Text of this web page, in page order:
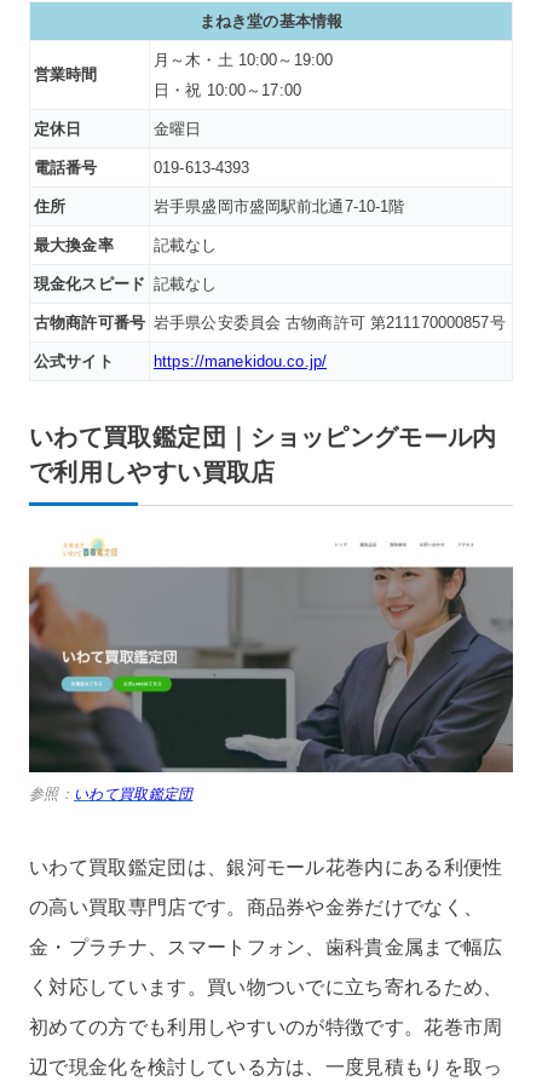
まねき堂の基本情報
営業時間
月～木・土 10:00～19:00
日・祝 10:00～17:00
定休日 金曜日
電話番号 019-613-4393
住所 岩手県盛岡市盛岡駅前北通7-10-1階
最大換金率 記載なし
現金化スピード 記載なし
古物商許可番号 岩手県公安委員会 古物商許可 第211170000857号
公式サイト https://manekidou.co.jp/
いわて買取鑑定団｜ショッピングモール内
で利用しやすい買取店
参照： いわて買取鑑定団
いわて買取鑑定団は、銀河モール花巻内にある利便性
の高い買取専門店です。商品券や金券だけでなく、
金・プラチナ、スマートフォン、歯科貴金属まで幅広
く対応しています。買い物ついでに立ち寄れるため、
初めての方でも利用しやすいのが特徴です。花巻市周
辺で現金化を検討している方は、一度見積もりを取っ